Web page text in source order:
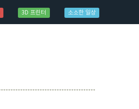
3D 프린터 소소한 일상